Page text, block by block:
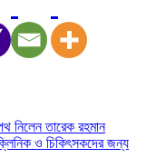
নিলেন তারেক রহমান
ও চিকিৎসকদের জন্য